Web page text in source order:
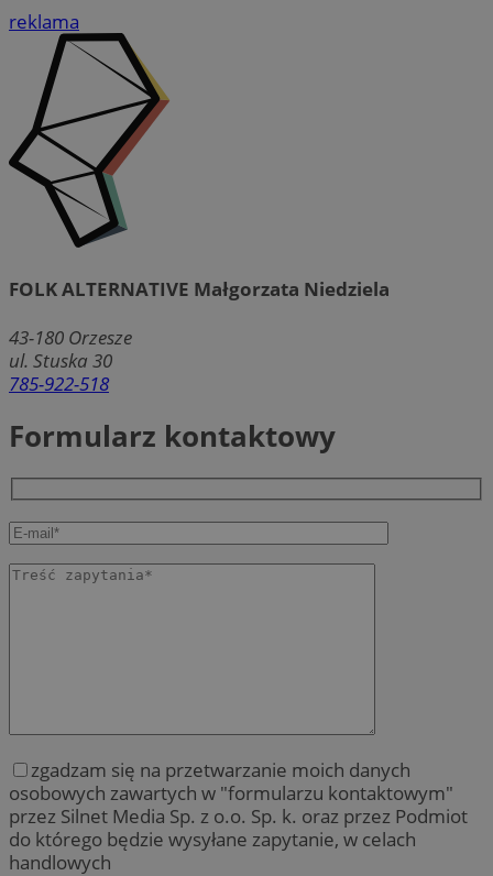
reklama
FOLK ALTERNATIVE Małgorzata Niedziela
43-180 Orzesze
ul. Stuska 30
785-922-518
Formularz kontaktowy
zgadzam się na przetwarzanie moich danych
osobowych zawartych w "formularzu kontaktowym"
przez Silnet Media Sp. z o.o. Sp. k. oraz przez Podmiot
do którego będzie wysyłane zapytanie, w celach
handlowych